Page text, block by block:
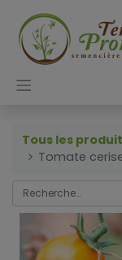
Tous les
Tomate